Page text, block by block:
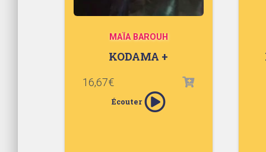
MAÏA BAROUH
KODAMA +
16,67€
Écouter